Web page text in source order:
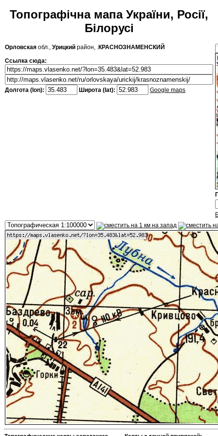
Топографічна мапа України, Росії,
Білорусі
Орловская обл., Урицкий район, .КРАСНОЗНАМЕНСКИЙ
Ссылка сюда:
Долгота (lon): Широта (lat): Google maps